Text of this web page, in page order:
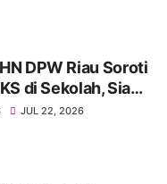
DPW Riau Soroti
di Sekolah, Siap
hingga
JUL 22, 2026